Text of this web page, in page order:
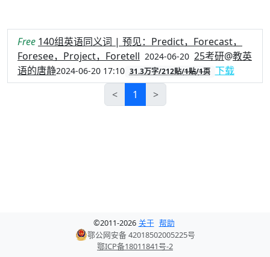
Free 140组英语同义词 | 预见：Predict，Forecast，
Foresee，Project，Foretell 2024-06-20 25考研@教英
语的唐静2024-06-20 17:10 31.3万字/212贴/1贴/1页 下载
<
1 >
©2011-2026 关于 帮助
鄂公网安备 42018502005225号
鄂ICP备18011841号-2